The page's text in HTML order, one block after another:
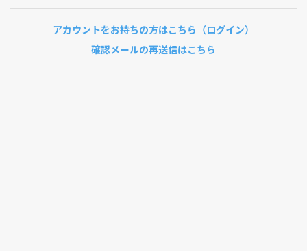
アカウントをお持ちの方はこちら（ログイン）
確認メールの再送信はこちら